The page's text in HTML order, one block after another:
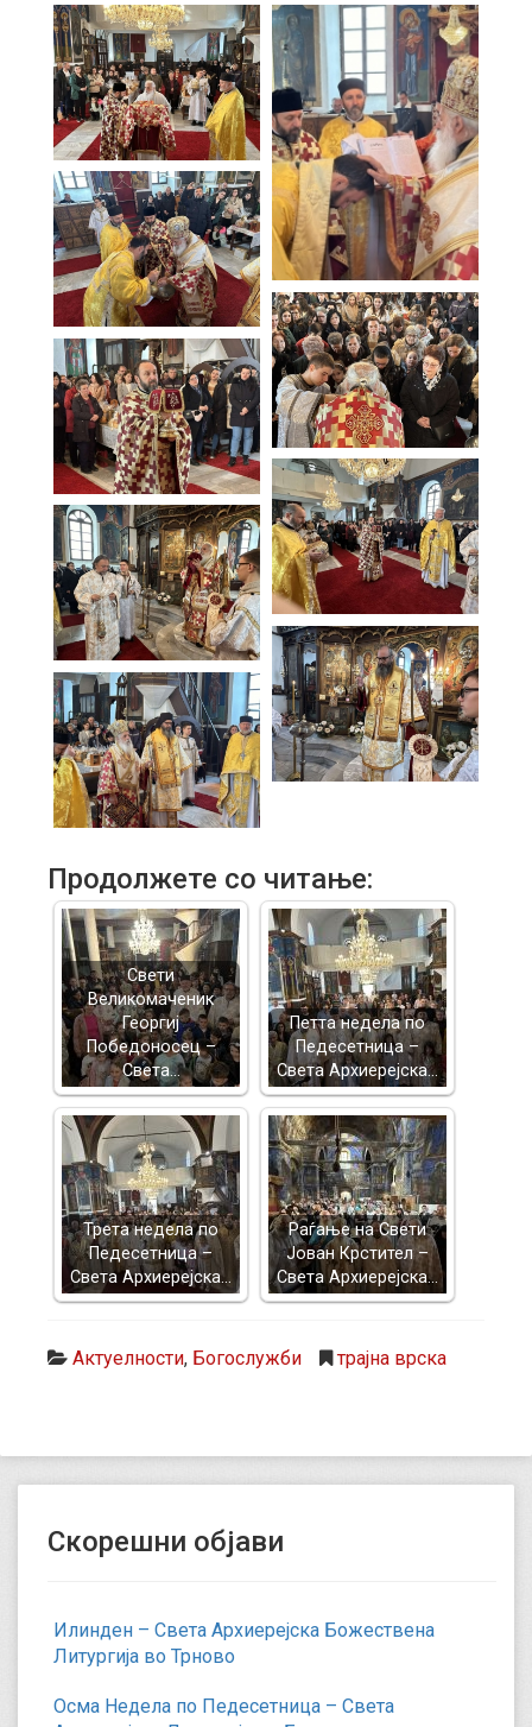
Продолжете со читање:
Свети
Великомаченик
Георгиј
Победоносец –
Света…
Петта недела по
Педесетница –
Света Архиерејска…
Трета недела по
Педесетница –
Света Архиерејска…
Раѓање на Свети
Јован Крстител –
Света Архиерејска…
Актуелности, Богослужби трајна врска
Скорешни објави
Илинден – Света Архиерејска Божествена
Литургија во Трново
Осма Недела по Педесетница – Света